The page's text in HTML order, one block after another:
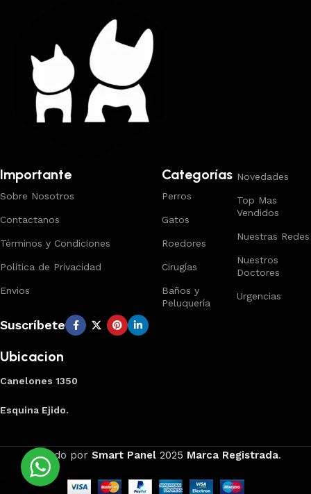
Importante
Sobre Nosotros
Contactanos
Términos y Condiciones
Política de Privacidad
Envios
Categorías
Perros
Gatos
Roedores
Cirugías
Baños y
Peluquería
Novedades
Top Mas
Vendidos
Nuestras Redes
Nuestros
Doctores
Urgencias
Suscríbete
Ubicacion
Canelones 1350
Esquina Ejido.
Creado por Smart Panel 2025 Marca Registrada.